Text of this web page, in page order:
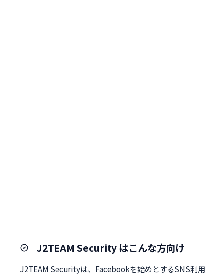
J2TEAM Security はこんな方向け
J2TEAM Securityは、Facebookを始めとするSNS利用